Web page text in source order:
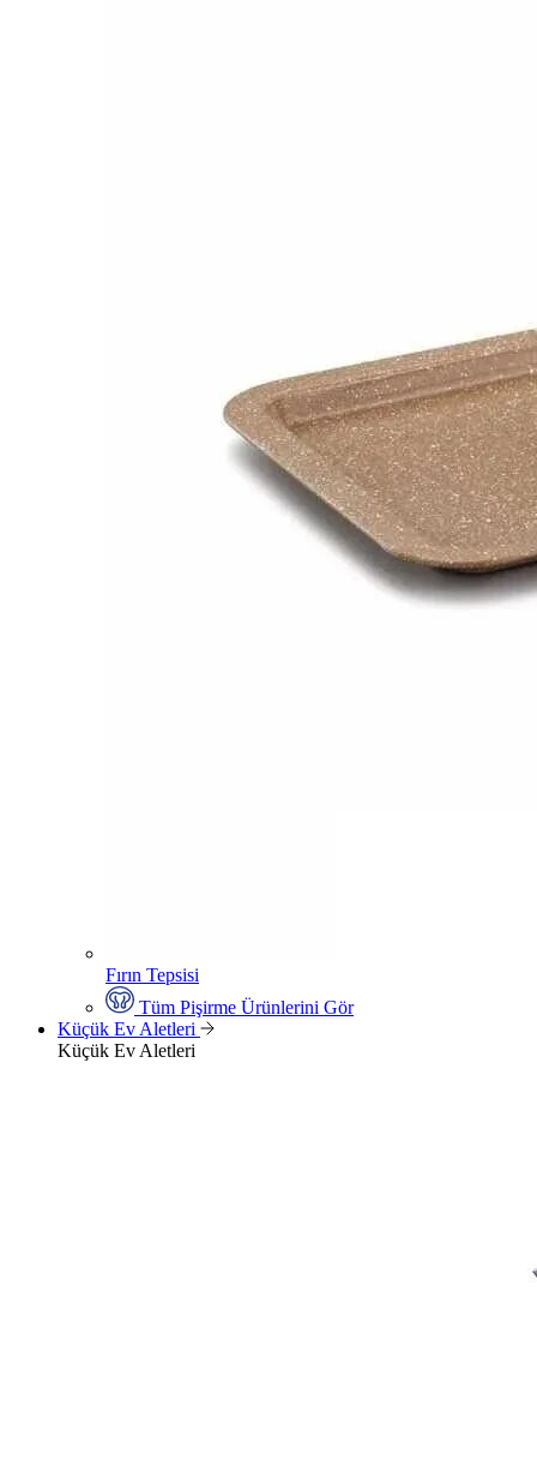
Fırın Tepsisi
Tüm Pişirme Ürünlerini Gör
Küçük Ev Aletleri
Küçük Ev Aletleri